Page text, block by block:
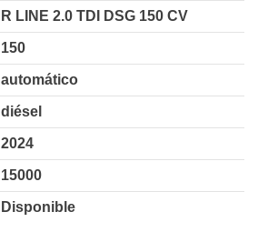
R LINE 2.0 TDI DSG 150 CV
150
automático
diésel
2024
15000
Disponible